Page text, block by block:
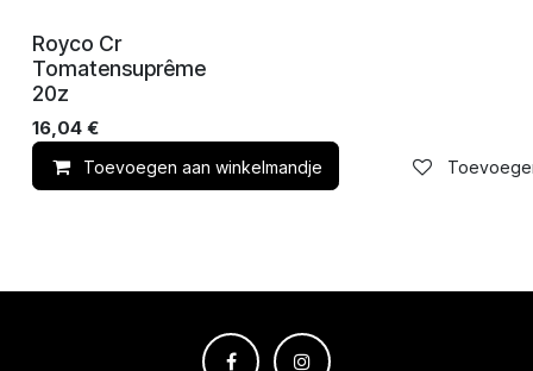
Royco Cr
Tomatensuprême
20z
16,04 €
Toevoegen aan winkelmandje